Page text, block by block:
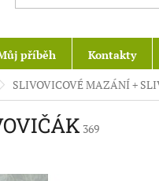
příběh Kontakty
SLIVOVICOVÉ MAZÁNÍ +
369